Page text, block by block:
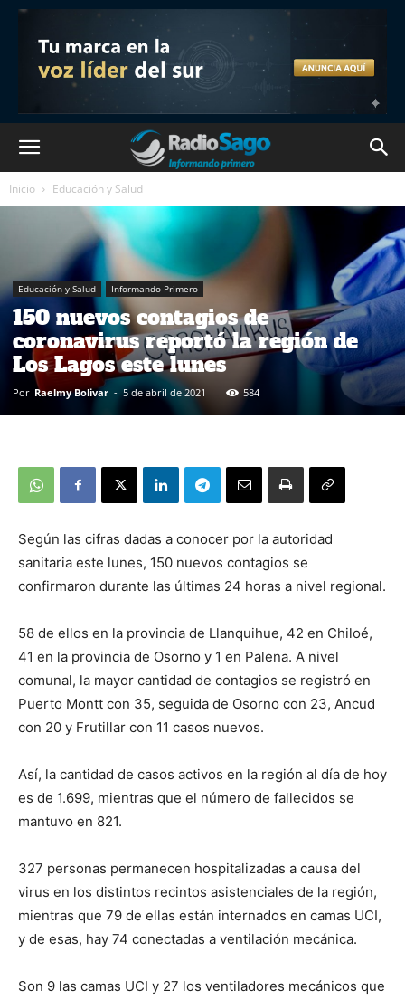
Inicio Educación y Salud
Educación y Salud Informando Primero
150 nuevos contagios de
coronavirus reportó la región de
Los Lagos este lunes
Por Raelmy Bolivar - 5 de abril de 2021 584
Según las cifras dadas a conocer por la autoridad
sanitaria este lunes, 150 nuevos contagios se
confirmaron durante las últimas 24 horas a nivel regional.
58 de ellos en la provincia de Llanquihue, 42 en Chiloé,
41 en la provincia de Osorno y 1 en Palena. A nivel
comunal, la mayor cantidad de contagios se registró en
Puerto Montt con 35, seguida de Osorno con 23, Ancud
con 20 y Frutillar con 11 casos nuevos.
Así, la cantidad de casos activos en la región al día de hoy
es de 1.699, mientras que el número de fallecidos se
mantuvo en 821.
327 personas permanecen hospitalizadas a causa del
virus en los distintos recintos asistenciales de la región,
mientras que 79 de ellas están internados en camas UCI,
y de esas, hay 74 conectadas a ventilación mecánica.
Son 9 las camas UCI y 27 los ventiladores mecánicos que